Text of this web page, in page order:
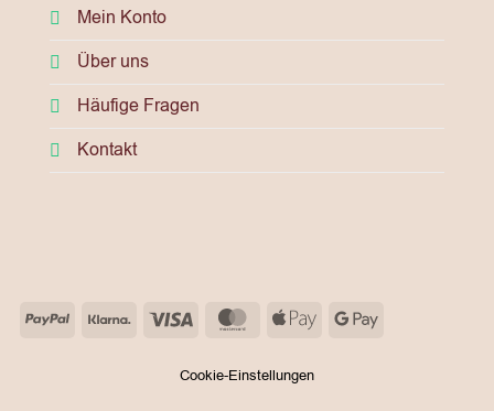
Mein Konto
Über uns
Häufige Fragen
Kontakt
PayPalKlarna Visa MasterCard
Apple
Google
Cookie-Einstellungen